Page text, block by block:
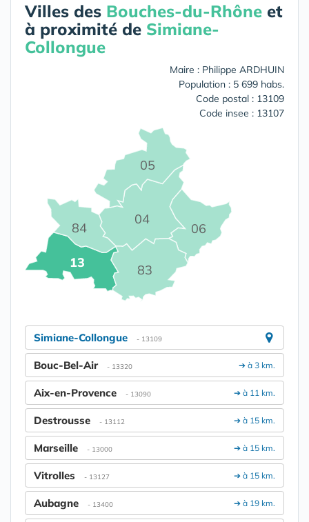
Villes des Bouches-du-Rhône et
à proximité de Simiane-
Collongue
Maire : Philippe ARDHUIN
Population : 5 699 habs.
Code postal : 13109
Code insee : 13107
04
05
06
13 83
84
Simiane-Collongue - 13109
➔ à 3 km.
Bouc-Bel-Air - 13320
➔ à 11 km.
Aix-en-Provence - 13090
➔ à 15 km.
Destrousse - 13112
➔ à 15 km.
Marseille - 13000
➔ à 15 km.
Vitrolles - 13127
➔ à 19 km.
Aubagne - 13400